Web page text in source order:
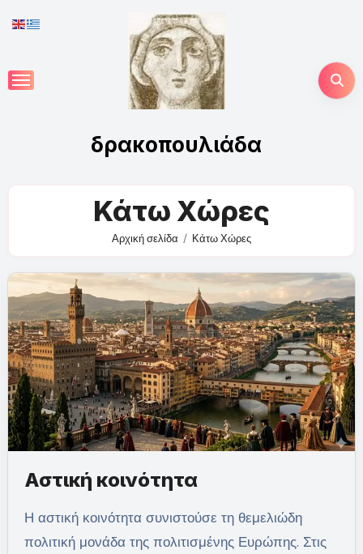
to
δρακοπουλιάδα
Κάτω Χώρες
Αρχική σελίδα Κάτω Χώρες
Αστική κοινότητα
Η αστική κοινότητα συνιστούσε τη θεμελιώδη
πολιτική μονάδα της πολιτισμένης Ευρώπης. Στις